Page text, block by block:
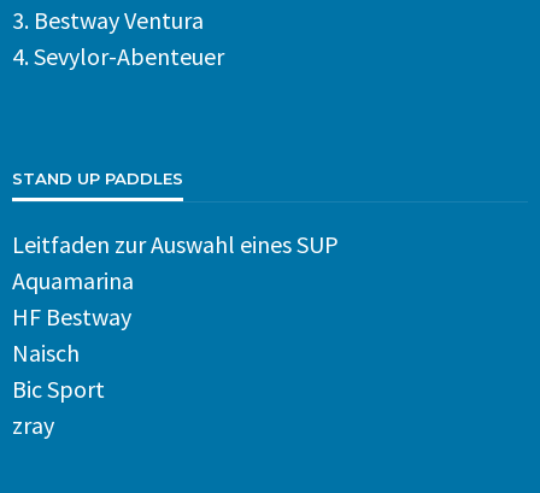
3. Bestway Ventura
4.Sevylor-Abenteuer
STAND UP PADDLES
Leitfaden zur Auswahl eines SUP
Aquamarina
HF Bestway
Naisch
Bic Sport
zray